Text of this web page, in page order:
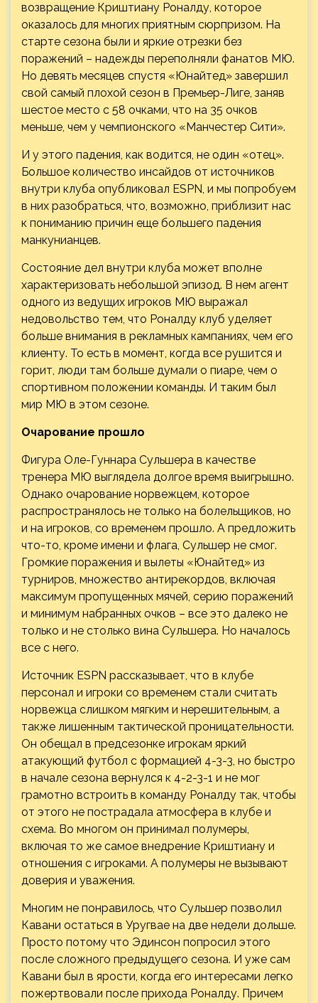
возвращение Криштиану Роналду, которое
оказалось для многих приятным сюрпризом. На
старте сезона были и яркие отрезки без
поражений – надежды переполняли фанатов МЮ.
Но девять месяцев спустя «Юнайтед» завершил
свой самый плохой сезон в Премьер-Лиге, заняв
шестое место с 58 очками, что на 35 очков
меньше, чем у чемпионского «Манчестер Сити».
И у этого падения, как водится, не один «отец».
Большое количество инсайдов от источников
внутри клуба опубликовал ESPN, и мы попробуем
в них разобраться, что, возможно, приблизит нас
к пониманию причин еще большего падения
манкунианцев.
Состояние дел внутри клуба может вполне
характеризовать небольшой эпизод. В нем агент
одного из ведущих игроков МЮ выражал
недовольство тем, что Роналду клуб уделяет
больше внимания в рекламных кампаниях, чем его
клиенту. То есть в момент, когда все рушится и
горит, люди там больше думали о пиаре, чем о
спортивном положении команды. И таким был
мир МЮ в этом сезоне.
Очарование прошло
Фигура Оле-Гуннара Сульшера в качестве
тренера МЮ выглядела долгое время выигрышно.
Однако очарование норвежцем, которое
распространялось не только на болельщиков, но
и на игроков, со временем прошло. А предложить
что-то, кроме имени и флага, Сульшер не смог.
Громкие поражения и вылеты «Юнайтед» из
турниров, множество антирекордов, включая
максимум пропущенных мячей, серию поражений
и минимум набранных очков – все это далеко не
только и не столько вина Сульшера. Но началось
все с него.
Источник ESPN рассказывает, что в клубе
персонал и игроки со временем стали считать
норвежца слишком мягким и нерешительным, а
также лишенным тактической проницательности.
Он обещал в предсезонке игрокам яркий
атакующий футбол с формацией 4-3-3, но быстро
в начале сезона вернулся к 4-2-3-1 и не мог
грамотно встроить в команду Роналду так, чтобы
от этого не пострадала атмосфера в клубе и
схема. Во многом он принимал полумеры,
включая то же самое внедрение Криштиану и
отношения с игроками. А полумеры не вызывают
доверия и уважения.
Многим не понравилось, что Сульшер позволил
Кавани остаться в Уругвае на две недели дольше.
Просто потому что Эдинсон попросил этого
после сложного предыдущего сезона. И уже сам
Кавани был в ярости, когда его интересами легко
пожертвовали после прихода Роналду. Причем